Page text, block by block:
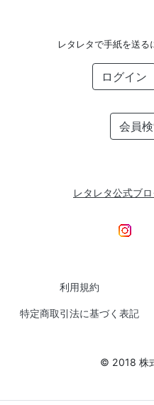
レタレタで手紙を送る
ログイン
会員
レタレタ公式ブ
利用規約
特定商取引法に基づく表記
© 2018 株